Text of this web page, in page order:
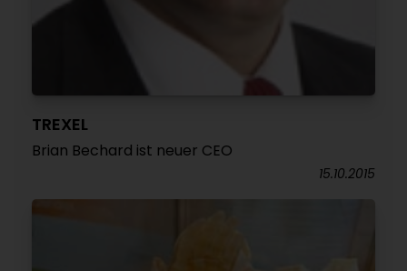
TREXEL
Brian Bechard ist neuer CEO
15.10.2015